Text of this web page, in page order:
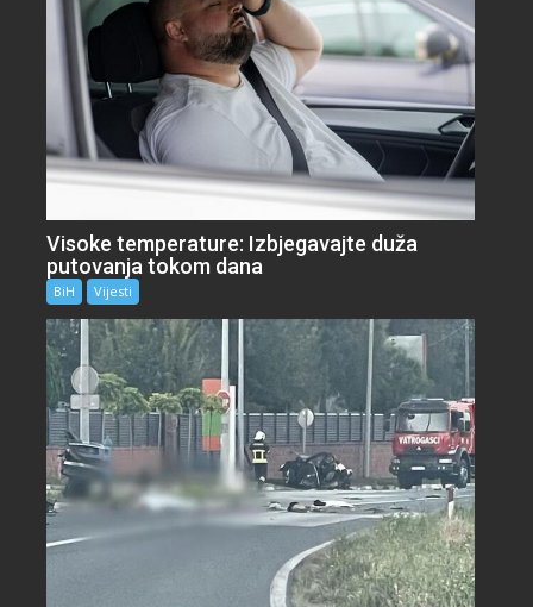
Visoke temperature: Izbjegavajte duža
putovanja tokom dana
BiH Vijesti